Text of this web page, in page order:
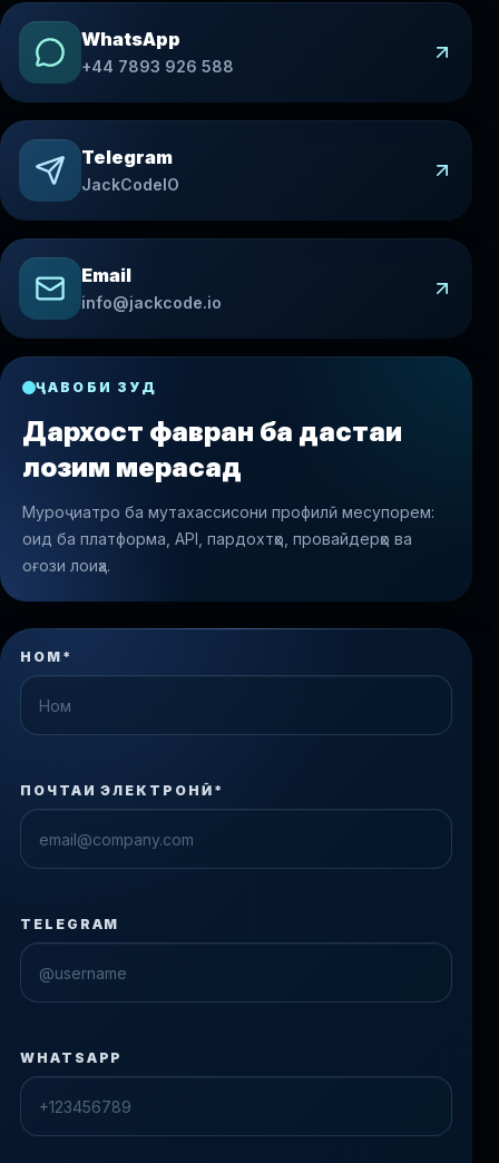
WhatsApp
+44 7893 926 588
Telegram
JackCodeIO
Email
info@jackcode.io
ҶАВОБИ ЗУД
Дархост фавран ба дастаи
лозим мерасад
Муроҷиатро ба мутахассисони профилӣ месупорем:
оид ба платформа, API, пардохтҳо, провайдерҳо ва
оғози лоиҳа.
НОМ*
ПОЧТАИ ЭЛЕКТРОНӢ*
TELEGRAM
WHATSAPP